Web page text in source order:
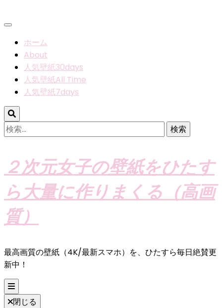
ホーム
About
人気壁紙30days
人気壁紙All Time
人気壁紙7days
検
索:
２次元女子の壁紙をひたす
ら大量に作りまくる（高画
質）
最高画質の壁紙（4K/最新スマホ）を、ひたすら毎日絶賛更
新中！
閉じる